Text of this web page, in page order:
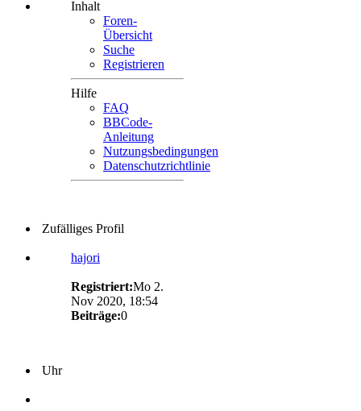
Inhalt
Foren-
Übersicht
Suche
Registrieren
Hilfe
FAQ
BBCode-
Anleitung
Nutzungsbedingungen
Datenschutzrichtlinie
Zufälliges Profil
hajori
Registriert:Mo 2.
Nov 2020, 18:54
Beiträge:0
Uhr